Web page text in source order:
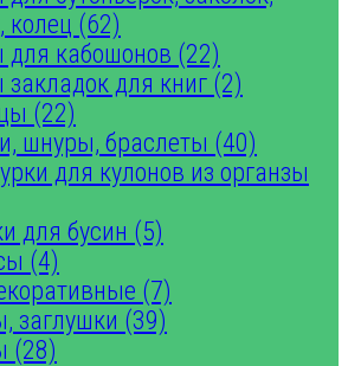
колец (62)
для кабошонов (22)
для книг (2)
(22)
шнуры, браслеты (40)
для кулонов из органзы
для бусин (5)
(4)
(7)
заглушки (39)
(28)